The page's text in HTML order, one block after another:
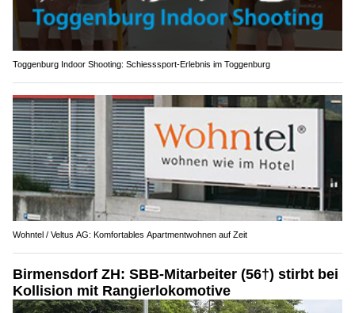
Toggenburg Indoor Shooting: Schiesssport-Erlebnis im Toggenburg
Wohntel / Veltus AG: Komfortables Apartmentwohnen auf Zeit
Birmensdorf ZH: SBB-Mitarbeiter (56†) stirbt bei
Kollision mit Rangierlokomotive